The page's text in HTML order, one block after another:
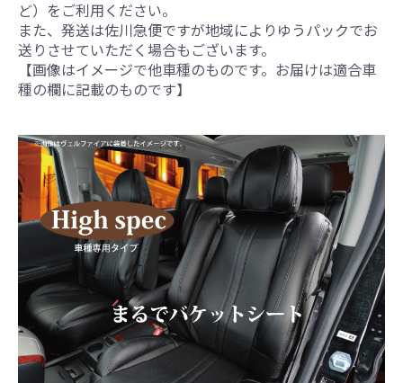
ど）をご利用ください。
また、発送は佐川急便ですが地域によりゆうパックでお
送りさせていただく場合もございます。
【画像はイメージで他車種のものです。お届けは適合車
種の欄に記載のものです】